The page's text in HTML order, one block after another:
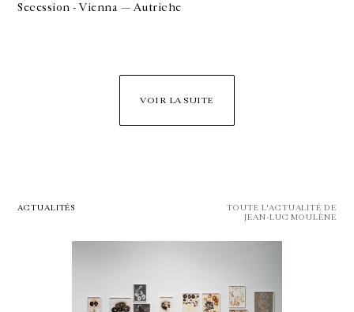
Secession - Vienna — Autriche
VOIR LA SUITE
ACTUALITÉS
TOUTE L'ACTUALITÉ DE
JEAN-LUC MOULÈNE